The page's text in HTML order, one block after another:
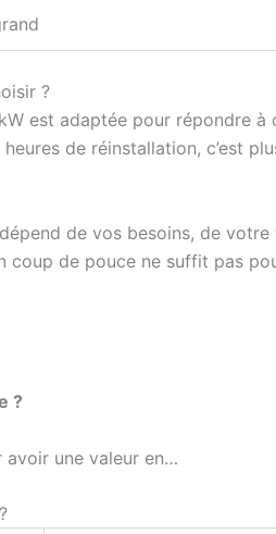
?
est adaptée pour répondre
de réinstallation, c’est
de vos besoins, de
coup de pouce ne suffit pas
?
une valeur en…